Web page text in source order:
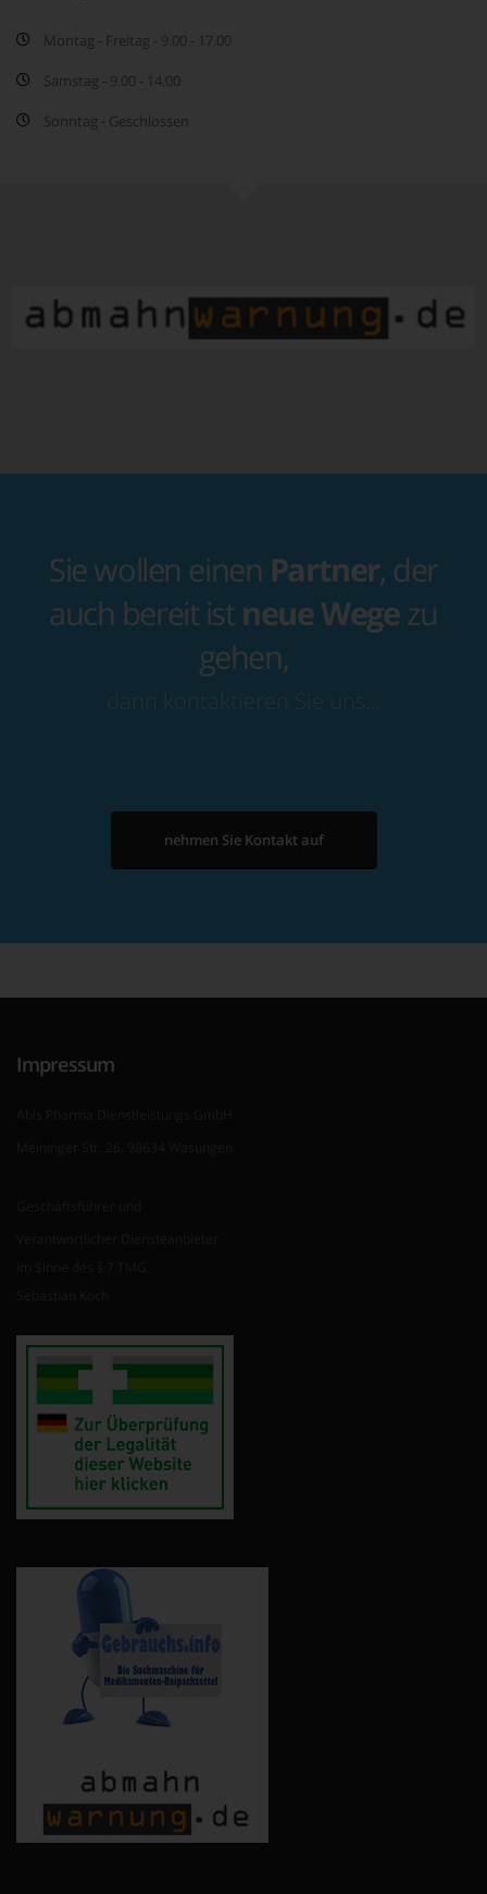
Montag - Freitag - 9.00 - 17.00
Samstag - 9.00 - 14.00
Sonntag - Geschlossen
Sie wollen einen Partner, der
auch bereit ist neue Wegezu
gehen,
dann kontaktieren Sie uns…
nehmen Sie Kontakt auf
Impressum